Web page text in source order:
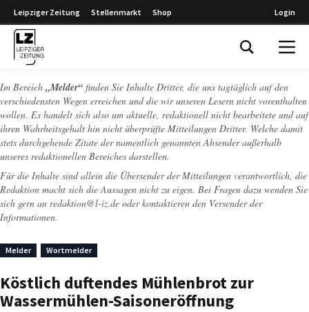
Leipziger Zeitung Stellenmarkt Shop Login
Im Bereich „Melder“ finden Sie Inhalte Dritter, die uns tagtäglich auf den
verschiedensten Wegen erreichen und die wir unseren Lesern nicht vorenthalten
wollen. Es handelt sich also um aktuelle, redaktionell nicht bearbeitete und auf
ihren Wahrheitsgehalt hin nicht überprüfte Mitteilungen Dritter. Welche damit
stets durchgehende Zitate der namentlich genannten Absender außerhalb
unseres redaktionellen Bereiches darstellen.
Für die Inhalte sind allein die Übersender der Mitteilungen verantwortlich, die
Redaktion macht sich die Aussagen nicht zu eigen. Bei Fragen dazu wenden Sie
sich gern an redaktion@l-iz.de oder kontaktieren den Versender der
Informationen.
Melder Wortmelder
Köstlich duftendes Mühlenbrot zur
Wassermühlen-Saisoneröffnung